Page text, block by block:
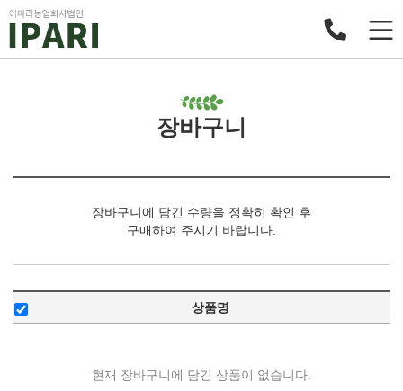
장바구니
장바구니에 담긴 수량을 정확히 확인 후
구매하여 주시기 바랍니다.
상품명
현재 장바구니에 담긴 상품이 없습니다.